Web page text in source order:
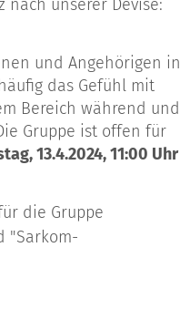
unserer Devise:
und Angehörigen in
das Gefühl mit
Bereich während und
Gruppe ist offen für
13.4.2024, 11:00 Uhr
die Gruppe
"Sarkom-